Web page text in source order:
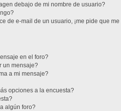
debajo de mi nombre de usuario?
de e-mail de un usuario, ¡me pide que me
en el foro?
un mensaje?
a mi mensaje?
opciones a la encuesta?
algún foro?